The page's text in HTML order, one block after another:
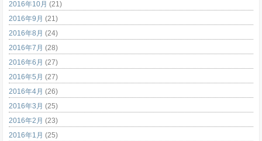
2016年10月 (21)
2016年9月 (21)
2016年8月 (24)
2016年7月 (28)
2016年6月 (27)
2016年5月 (27)
2016年4月 (26)
2016年3月 (25)
2016年2月 (23)
2016年1月 (25)